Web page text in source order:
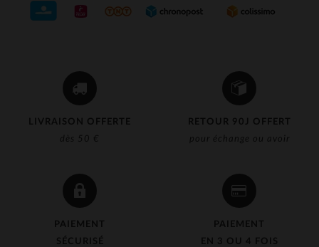
LIVRAISON OFFERTE
dès 50 €
RETOUR 90J OFFERT
pour échange ou avoir
PAIEMENT
SÉCURISÉ
PAIEMENT
EN 3 OU 4 FOIS